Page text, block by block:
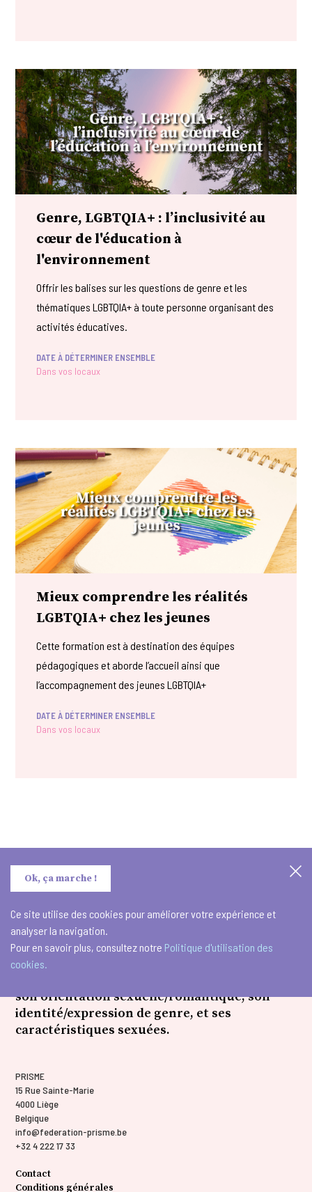
Genre, LGBTQIA+ : l’inclusivité au
cœur de l'éducation à
l'environnement
Offrir les balises sur les questions de genre et les
thématiques LGBTQIA+ à toute personne organisant des
activités éducatives.
DATE À DÉTERMINER ENSEMBLE
Dans vos locaux
Mieux comprendre les réalités
LGBTQIA+ chez les jeunes
Cette formation est à destination des équipes
pédagogiques et aborde l’accueil ainsi que
l’accompagnement des jeunes LGBTQIA+
DATE À DÉTERMINER ENSEMBLE
Dans vos locaux
Ce site utilise des cookies pour améliorer votre expérience et
analyser la navigation.
Pour en savoir plus, consultez notre Politique d'utilisation des
cookies.
Ok, ça marche !
Prisme œuvre pour une société équitable et
son orientation sexuelle/romantique, son
identité/expression de genre, et ses
caractéristiques sexuées.
PRISME
15 Rue Sainte-Marie
4000 Liège
Belgique
info@federation-prisme.be
+32 4 222 17 33
Contact
Conditions générales